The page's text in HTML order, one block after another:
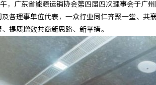
广东省能源运销协会第四届四次理事会于广
各理事单位代表，一众行业同仁齐聚一堂、
提质增效共商新思路、新举措。